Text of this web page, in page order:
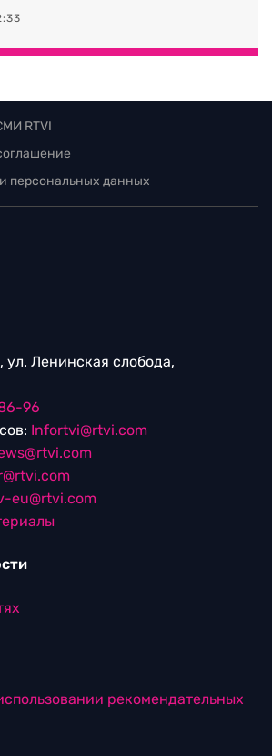
RTVI
персональных данных
ул. Ленинская слобода,
96
Infortvi@rtvi.com
eu@rtvi.com
рекомендательных